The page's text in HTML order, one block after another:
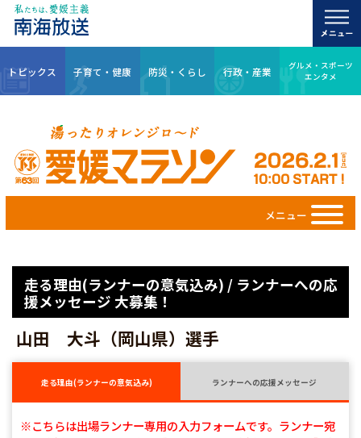
トピックス 子育て・健康 防災・くらし 行政・産業
グルメ・スポーツ
エンタメ
メニュー
走る理由(ランナーの意気込み) / ランナーへの応
援メッセージ 大募集！
山田 大斗（岡山県）選手
走る理由(ランナーの意気込み) ランナーへの応援メッセージ
※こちらは出場ランナー専用の入力フォームです。ランナー宛